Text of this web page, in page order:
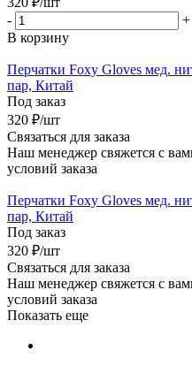
-
+
В корзину
Перчатки Foxy Gloves мед.
пар, Китай
Под заказ
320 ₽/шт
Связаться для заказа
Наш менеджер свяжется с
условий заказа
Перчатки Foxy Gloves мед.
пар, Китай
Под заказ
320 ₽/шт
Связаться для заказа
Наш менеджер свяжется с
условий заказа
Показать еще